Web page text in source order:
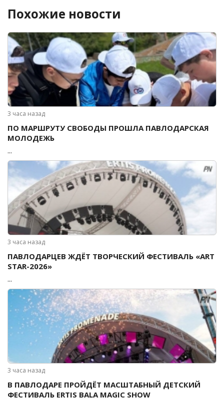
Похожие новости
3 часа назад
ПО МАРШРУТУ СВОБОДЫ ПРОШЛА ПАВЛОДАРСКАЯ
МОЛОДЕЖЬ
...
3 часа назад
ПАВЛОДАРЦЕВ ЖДЁТ ТВОРЧЕСКИЙ ФЕСТИВАЛЬ «ART
STAR-2026»
...
3 часа назад
В ПАВЛОДАРЕ ПРОЙДЁТ МАСШТАБНЫЙ ДЕТСКИЙ
ФЕСТИВАЛЬ ERTIS BALA MAGIC SHOW